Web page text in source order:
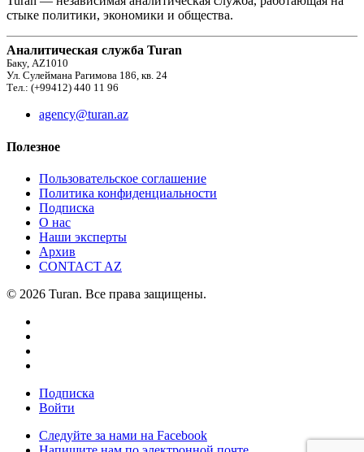
стыке политики, экономики и общества.
Аналитическая служба Turan
Баку, AZ1010
Ул. Сулеймана Рагимова 186, кв. 24
Тел.: (+99412) 440 11 96
agency@turan.az
Полезное
Пользовательское соглашение
Политика конфиденциальности
Подписка
О нас
Наши эксперты
Архив
CONTACT AZ
© 2026 Turan. Все права защищены.
Подписка
Войти
Следуйте за нами на Facebook